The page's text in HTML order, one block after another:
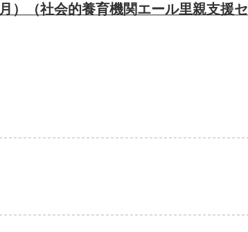
）（社会的養育機関エール里親支援セ